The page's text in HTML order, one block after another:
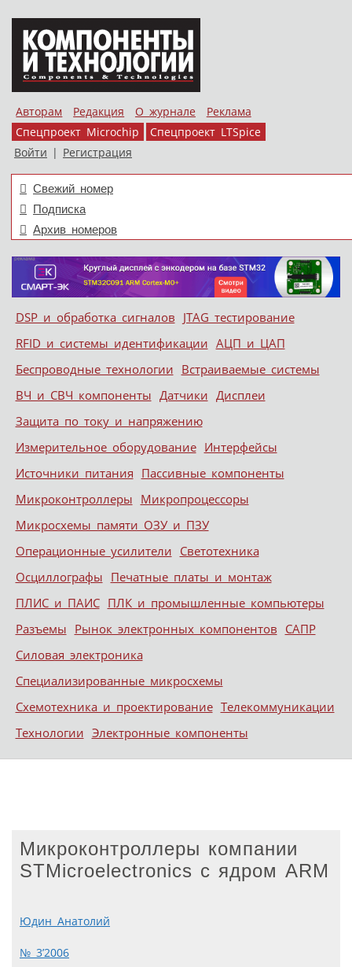
Авторам Редакция О журнале
Реклама
Спецпроект Microchip
Спецпроект LTSpice
Войти | Регистрация
Свежий номер
Подписка
Архив номеров
Меню
Skip to content
DSP и обработка сигналов JTAG тестирование
RFID и системы идентификации АЦП и ЦАП
Беспроводные технологии Встраиваемые системы
ВЧ и СВЧ компоненты Датчики Дисплеи
Защита по току и напряжению
Измерительное оборудование Интерфейсы
Источники питания Пассивные компоненты
Микроконтроллеры Микропроцессоры
Микросхемы памяти ОЗУ и ПЗУ
Операционные усилители Светотехника
Осциллографы Печатные платы и монтаж
ПЛИС и ПАИС ПЛК и промышленные компьютеры
Разъемы Рынок электронных компонентов САПР
Силовая электроника
Специализированные микросхемы
Схемотехника и проектирование Телекоммуникации
Технологии Электронные компоненты
Микроконтроллеры компании
STMicroelectronics с ядром ARM
Юдин Анатолий
№ 3’2006